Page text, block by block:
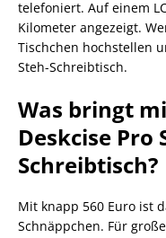
telefoniert. Auf einem
Kilometer angezeigt.
Tischchen hochstellen
Steh-Schreibtisch.
Was bringt
Deskcise Pro
Schreibtisch?
Mit knapp 560 Euro ist
Schnäppchen. Für